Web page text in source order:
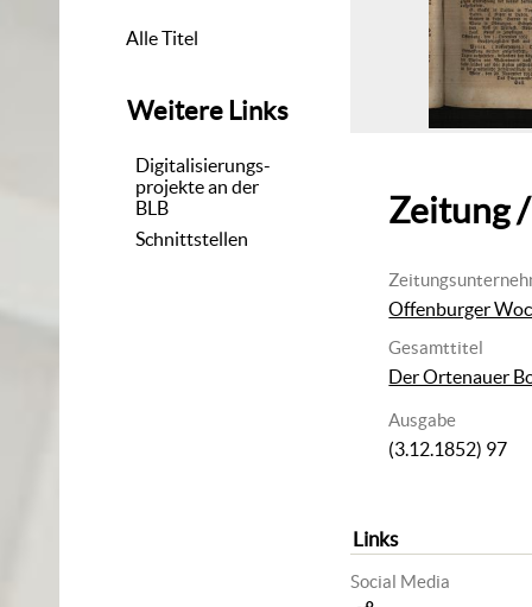
Alle Titel
Weitere Links
Digitalisierungs-
projekte an der
BLB
Schnittstellen
Zeitung
Offenburger
Gesamttitel
Der Ortenauer
Ausgabe
(3.12.1852) 97
Links
Social Media